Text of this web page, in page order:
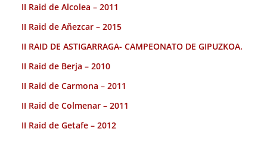
II Raid de Alcolea – 2011
II Raid de Añezcar – 2015
II RAID DE ASTIGARRAGA- CAMPEONATO DE GIPUZKOA.
II Raid de Berja – 2010
II Raid de Carmona – 2011
II Raid de Colmenar – 2011
II Raid de Getafe – 2012